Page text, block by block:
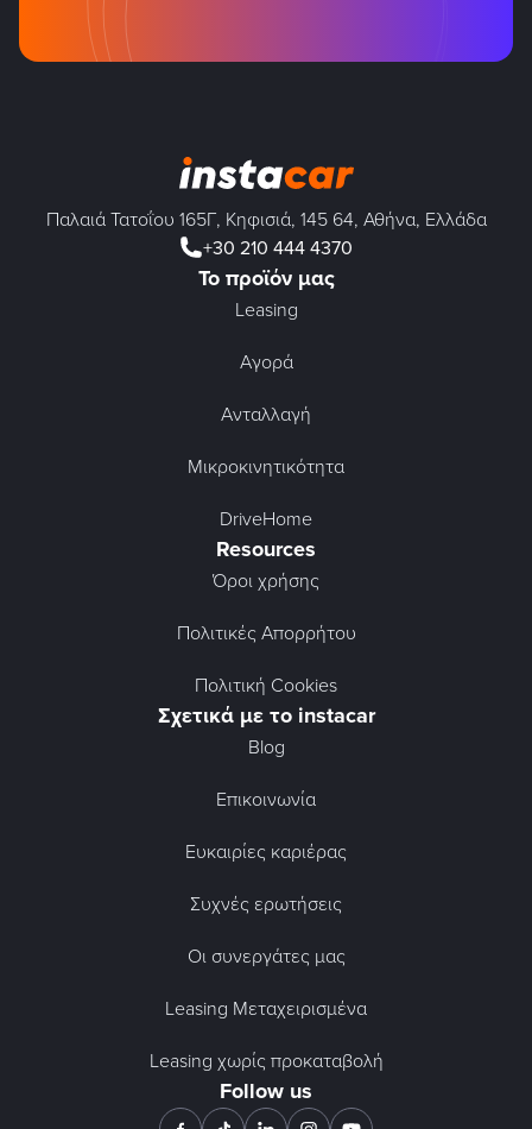
Παλαιά Τατοΐου 165Γ, Κηφισιά, 145 64, Αθήνα, Ελλάδα
+30 210 444 4370
Το προϊόν μας
Leasing
Αγορά
Ανταλλαγή
Μικροκινητικότητα
DriveHome
Resources
Όροι χρήσης
Πολιτικές Απορρήτου
Πολιτική Cookies
Σχετικά με το instacar
Blog
Επικοινωνία
Ευκαιρίες καριέρας
Συχνές ερωτήσεις
Οι συνεργάτες μας
Leasing Μεταχειρισμένα
Leasing χωρίς προκαταβολή
Follow us